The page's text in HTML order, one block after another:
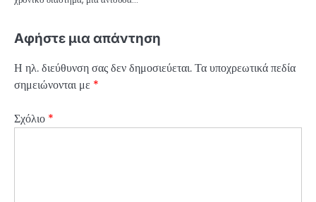
Αφήστε μια απάντηση
Η ηλ. διεύθυνση σας δεν δημοσιεύεται.Τα υποχρεωτικά πεδία
σημειώνονται με *
Σχόλιο *